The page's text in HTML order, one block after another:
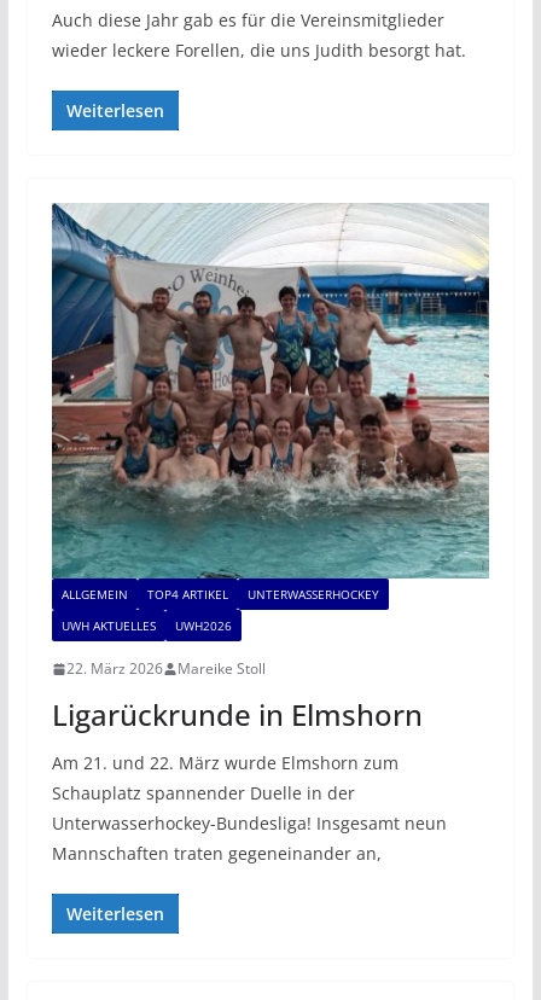
Auch diese Jahr gab es für die Vereinsmitglieder
wieder leckere Forellen, die uns Judith besorgt hat.
Weiterlesen
ALLGEMEIN TOP4 ARTIKEL
UNTERWASSERHOCKEY
UWH AKTUELLES
UWH2026
22. März 2026 Mareike Stoll
Ligarückrunde in Elmshorn
Am 21. und 22. März wurde Elmshorn zum
Schauplatz spannender Duelle in der
Unterwasserhockey-Bundesliga! Insgesamt neun
Mannschaften traten gegeneinander an,
Weiterlesen